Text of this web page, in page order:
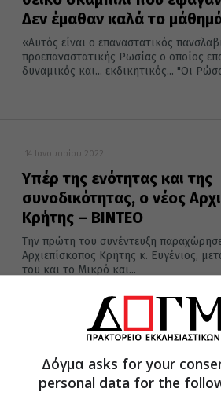
Δεν έμαθαν καλά το
«Αυτός είναι ο επαναστατικός
προεπαναστατικής Ρωσίας ο οποίος
δυναμικός και... εκδικητικός... "Οι
14 Ιανουαρίου 2022
Υπέρ της ενότητας και της
συνοδικότητας, ο νέος
Κρήτης – ΒΙΝΤΕΟ
Την πρώτη του συνέντευξη
Αρχιεπίσκοπος Κρήτης κ. Ευγένιος,
του και το Μικρό και...
13 Ιανουαρίου 2022
Μητροπολίτης Βελγίου
για Πατριάρχη
Δόγμα asks for your
personal data for the